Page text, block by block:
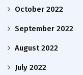
October 2022
September 2022
August 2022
July 2022